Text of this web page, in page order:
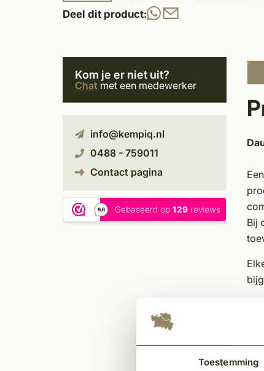
Toestemming
Deel dit product:
Kom je er niet uit?
Chat met een medewerker
info@kempiq.nl
0488 - 759011
Contact pagina
Bij